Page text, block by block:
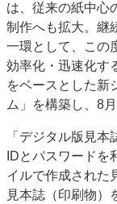
運営
会社案内
購読
お問い合わせ
は、従来の紙中心
制作へも拡大。継
一環として、この
効率化・迅速化す
をベースとした新
ム」を構築し、8
「デジタル版見
IDとパスワード
イルで作成された
見本誌（印刷物）